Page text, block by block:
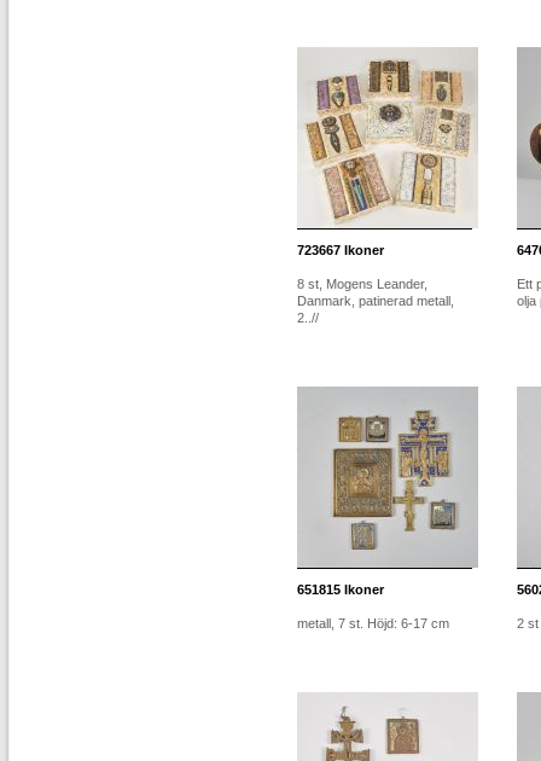
723667 Ikoner
8 st, Mogens Leander,
Danmark, patinerad metall,
2..//
Ett
olja
651815 Ikoner
metall, 7 st. Höjd: 6-17 cm 2 st